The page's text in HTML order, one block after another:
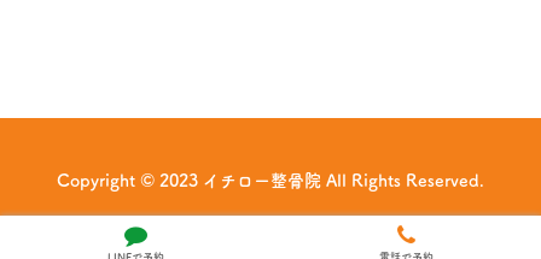
Copyright © 2023 イチロー整骨院 All Rights Reserved.